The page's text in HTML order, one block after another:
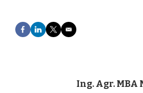
F
a
L
i
T
w
E
m
Ing. Agr. MBA